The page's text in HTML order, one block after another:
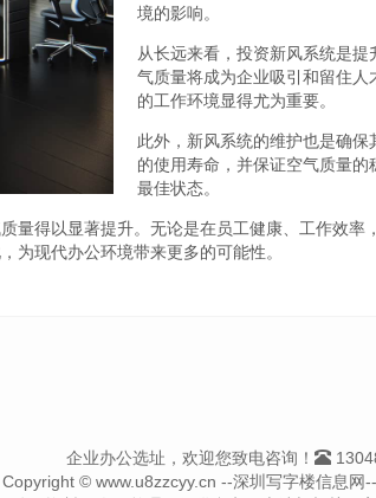
境的影响。
从长远来看，投资新风系统是
气质量将成为企业吸引和留住
的工作环境显得尤为重要。
此外，新风系统的维护也是确
的使用寿命，并保证空气质量
最佳状态。
量得以显著提升。无论是在员工健康、工作效
为现代办公环境带来更多的可能性。
企业办公选址，欢迎您致电咨询！
Copyright © www.u8zzcyy.cn --深圳写字楼信息网